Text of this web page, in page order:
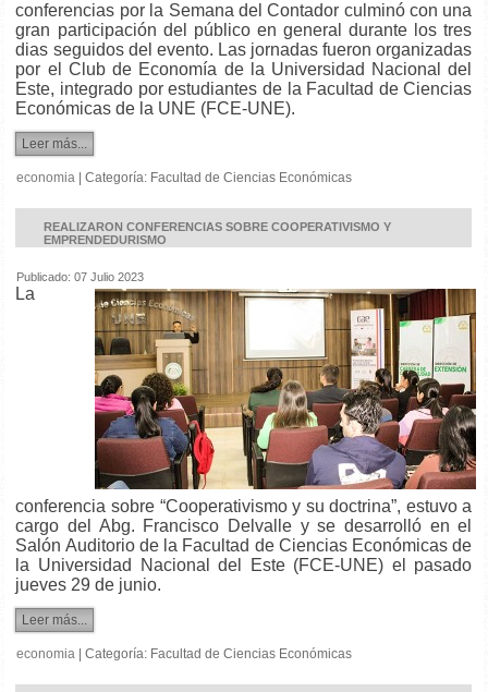
conferencias por la Semana del Contador culminó con una
gran participación del público en general durante los tres
dias seguidos del evento. Las jornadas fueron organizadas
por el Club de Economía de la Universidad Nacional del
Este, integrado por estudiantes de la Facultad de Ciencias
Económicas de la UNE (FCE-UNE).
Leer más...
economia |Categoría: Facultad de Ciencias Económicas
REALIZARON CONFERENCIAS SOBRE COOPERATIVISMO Y
EMPRENDEDURISMO
Publicado: 07 Julio 2023
La
conferencia sobre “Cooperativismo y su doctrina”, estuvo a
cargo del Abg. Francisco Delvalle y se desarrolló en el
Salón Auditorio de la Facultad de Ciencias Económicas de
la Universidad Nacional del Este (FCE-UNE) el pasado
jueves 29 de junio.
Leer más...
economia |Categoría: Facultad de Ciencias Económicas